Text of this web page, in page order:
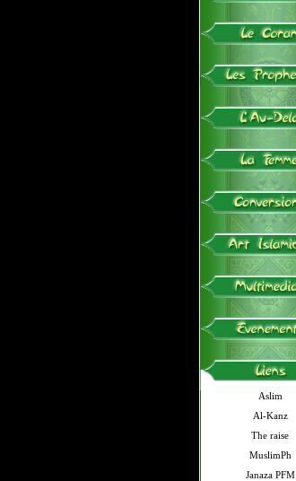
Aslim
Al-Kanz
The raise
MuslimPh
Janaza PFM